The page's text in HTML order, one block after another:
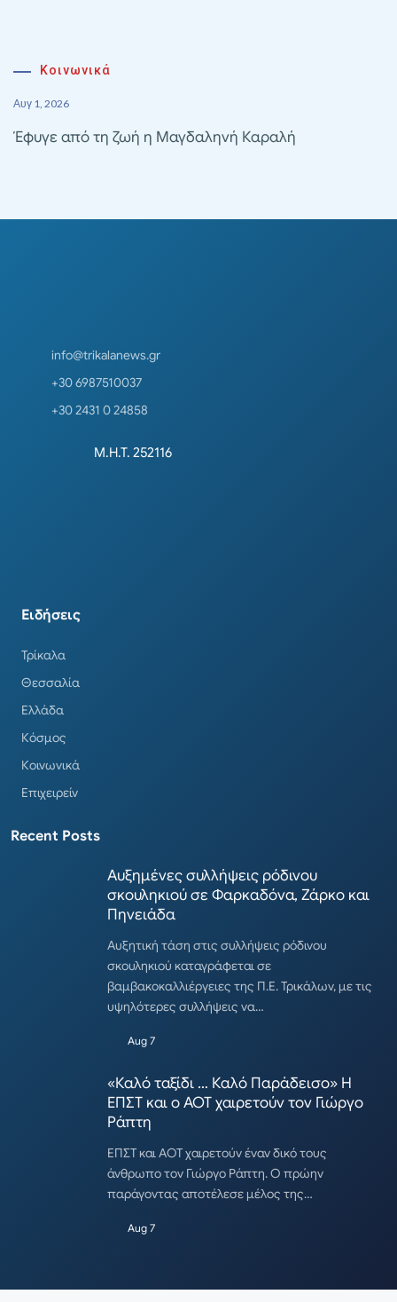
Κοινωνικά
Αυγ 1, 2026
Έφυγε από τη ζωή η Μαγδαληνή Καραλή
info@trikalanews.gr
+30 6987510037
+30 2431 0 24858
Μ.Η.Τ. 252116
Ειδήσεις
Τρίκαλα
Θεσσαλία
Ελλάδα
Κόσμος
Κοινωνικά
Επιχειρείν
Recent Posts
Αυξημένες συλλήψεις ρόδινου
σκουληκιού σε Φαρκαδόνα, Ζάρκο και
Πηνειάδα
Αυξητική τάση στις συλλήψεις ρόδινου
σκουληκιού καταγράφεται σε
βαμβακοκαλλιέργειες της Π.Ε. Τρικάλων, με τις
υψηλότερες συλλήψεις να…
Aug 7
«Καλό ταξίδι … Καλό Παράδεισο» Η
ΕΠΣΤ και ο ΑΟΤ χαιρετούν τον Γιώργο
Ράπτη
ΕΠΣΤ και ΑΟΤ χαιρετούν έναν δικό τους
άνθρωπο τον Γιώργο Ράπτη. Ο πρώην
παράγοντας αποτέλεσε μέλος της…
Aug 7